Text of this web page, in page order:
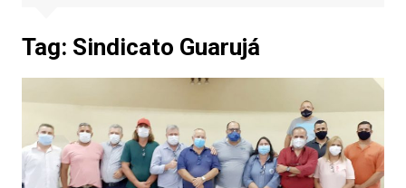
Tag: Sindicato Guarujá